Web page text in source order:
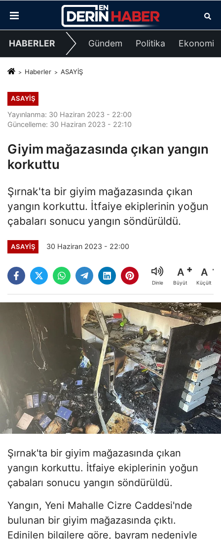
HABERLER Gündem Politika Ekonomi
Haberler ASAYİŞ
ASAYİŞ
Yayınlanma: 30 Haziran 2023 - 22:00
Güncelleme: 30 Haziran 2023 - 22:10
Giyim mağazasında çıkan yangın
korkuttu
Şırnak'ta bir giyim mağazasında çıkan
yangın korkuttu. İtfaiye ekiplerinin yoğun
çabaları sonucu yangın söndürüldü.
ASAYİŞ 30 Haziran 2023 - 22:00
Dinle
A
Büyüt
A
Küçült
Şırnak'ta bir giyim mağazasında çıkan
yangın korkuttu. İtfaiye ekiplerinin yoğun
çabaları sonucu yangın söndürüldü.
Yangın, Yeni Mahalle Cizre Caddesi'nde
bulunan bir giyim mağazasında çıktı.
Edinilen bilgilere göre, bayram nedeniyle